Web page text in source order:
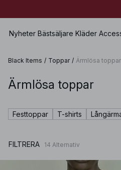
Nyheter Bästsäljare Kläder
Visa alla
Toppar
Skjortor & Blusar
Kappor & Jackor
Visa alla
Smycken
Bälten & skärp
Sjalar & Halsdukar
Visa alla
Högklackade skor
Boots
Black Items / Toppar / Ärmlösa toppar
Ärmlösa toppar
Festtoppar T-shirts
FILTRERA 14 Alternativ